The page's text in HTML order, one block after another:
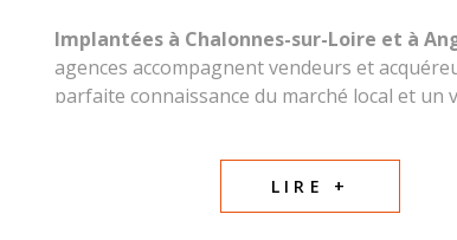
Implantées à Chalonnes-sur-Loire et à
agences accompagnent vendeurs et
parfaite connaissance du marché local et un
demeure ancienne ou d’une propriété au
LIRE +